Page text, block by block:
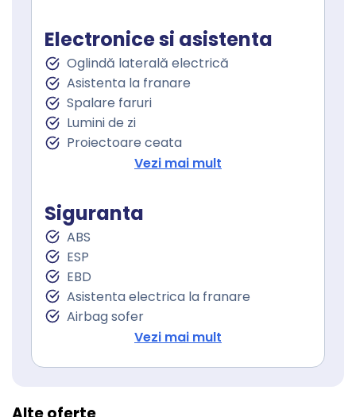
Volan cu comenzi
Geamuri fata electrice
Geamuri spate electrice
Geamuri cu tenta
Electronice si asistenta
Oglindă laterală electrică
Asistenta la franare
Spalare faruri
Lumini de zi
Proiectoare ceata
ServodirecţieVezi mai mult
Siguranta
ABS
ESP
EBD
Asistenta electrica la franare
Airbag sofer
Airbag pasagerVezi mai mult